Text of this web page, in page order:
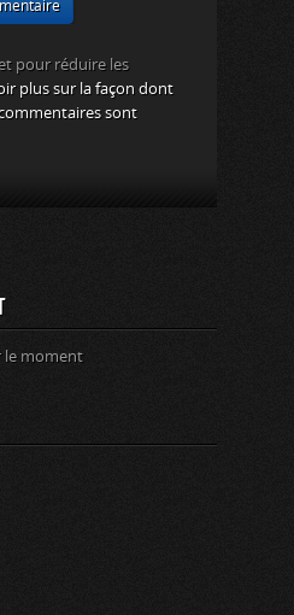
pour réduire les
plus sur la façon dont
sont
le moment